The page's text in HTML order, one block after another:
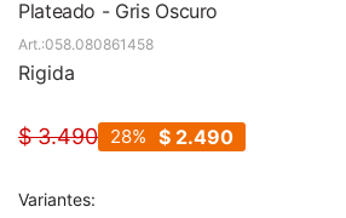
Plateado - Gris Oscuro
058.080861458
Rigida
$ 3.490 $ 2.490
28
Variantes: